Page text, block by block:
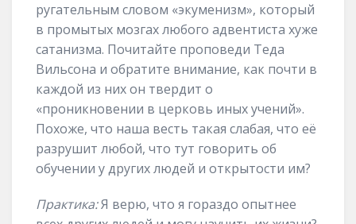
ругательным словом «экуменизм», который
в промытых мозгах любого адвентиста хуже
сатанизма. Почитайте проповеди Теда
Вильсона и обратите внимание, как почти в
каждой из них он твердит о
«проникновении в церковь иных учений».
Похоже, что наша весть такая слабая, что её
разрушит любой, что тут говорить об
обучении у других людей и открытости им?
Практика:Я верю, что я гораздо опытнее